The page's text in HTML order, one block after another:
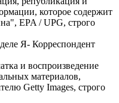
которое содержит
EPA / UPG, строго
Я- Корреспондент
и воспроизведение
материалов,
Getty Images, строго